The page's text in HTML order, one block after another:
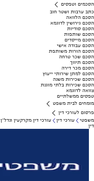
הסכמים וטפסים
כתב ערבות ושטר חוב
הסכם הלוואה
הסכם גירושין לדוגמא
הסכם סודיות
הסכם שותפות
הסכם מייסדים
הסכם עבודה אישי
הסכם הורות משותפת
הסכם שכר טרחה
הסכם תיווך
הסכם מכר דירה
הסכם למתן שירותי ייעוץ
הסכם שכירות משנה
הסכם שכירות בלתי מוגנת
צוואה לדוגמא
טפסים ממשלתיים
מומחים לבית משפט
פרסום לעורכי דין
משפטי
עורכי דין עורכי דין מקרקעין ונדל"ן
דין